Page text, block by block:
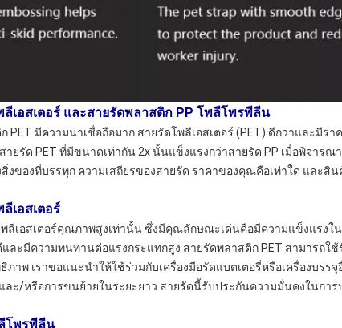
เอสเตอร์ และสายรัดพลาสติก PP โพลีโพรพีลีน
มีความน่าเชื่อถือมาก สายรัดโพลีเอสเตอร์ (PET) ดีกว่าและมีร
ยรัด PET ที่มีขนาดเท่ากัน 2x นั้นแข็งแรงกว่าสายรัด PP เมื่อพิจารณ
ของที่บรรทุก ความเสถียรของสายรัด ราคาของคุณคือเท่าใด และสิ
เอสเตอร์
พลีเอสเตอร์คุณภาพสูงเท่านั้น ซึ่งมีคุณลักษณะเด่นคือมีความแข็งแรงใ
ละมีความทนทานต่อแรงกระแทกสูง สายรัดพลาสติก PET สามารถใ
าพ เราขอแนะนำให้ใช้ร่วมกับเครื่องมือรัดแบตเตอรี่หรือเครื่องบรรจุ
ละ/หรือการขนย้ายในระยะยาว สายรัดนี้รับประกันความมั่นคงในการ
โพรพีลีน